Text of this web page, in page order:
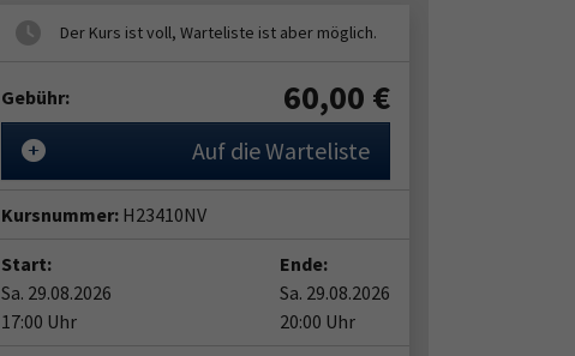
Gebühr: 60,00 €
Auf die Warteliste
Kursnummer: H23410NV
Start:
Sa. 29.08.2026
17:00 Uhr
Ende:
Sa. 29.08.2026
20:00 Uhr